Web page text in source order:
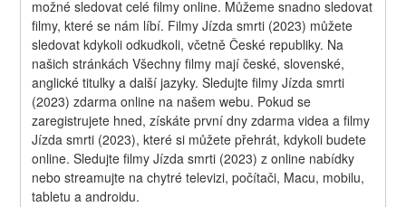
možné sledovat celé filmy online. Můžeme snadno sledovat
filmy, které se nám líbí. Filmy Jízda smrti (2023) můžete
sledovat kdykoli odkudkoli, včetně České republiky. Na
našich stránkách Všechny filmy mají české, slovenské,
anglické titulky a další jazyky. Sledujte filmy Jízda smrti
(2023) zdarma online na našem webu. Pokud se
zaregistrujete hned, získáte první dny zdarma videa a filmy
Jízda smrti (2023), které si můžete přehrát, kdykoli budete
online. Sledujte filmy Jízda smrti (2023) z online nabídky
nebo streamujte na chytré televizi, počítači, Macu, mobilu,
tabletu a androidu.